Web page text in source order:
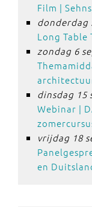
Film |
donderdag
Long Table
zondag 6
dinsdag 15
Webinar |
vrijdag 18
en